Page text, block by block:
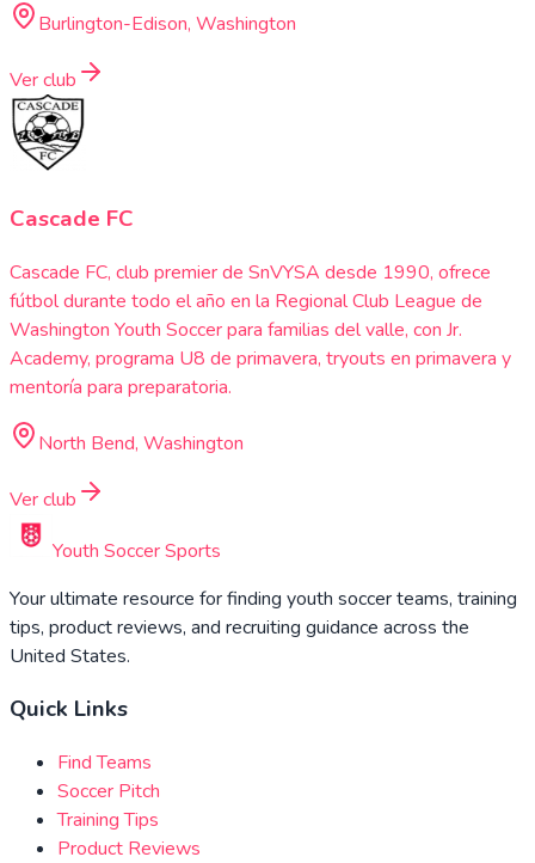
Burlington-Edison, Washington
Ver club
Cascade FC
Cascade FC, club premier de SnVYSA desde 1990, ofrece
fútbol durante todo el año en la Regional Club League de
Washington Youth Soccer para familias del valle, con Jr.
Academy, programa U8 de primavera, tryouts en primavera y
mentoría para preparatoria.
North Bend, Washington
Ver club
Youth Soccer Sports
Your ultimate resource for finding youth soccer teams, training
tips, product reviews, and recruiting guidance across the
United States.
Quick Links
Find Teams
Soccer Pitch
Training Tips
Product Reviews